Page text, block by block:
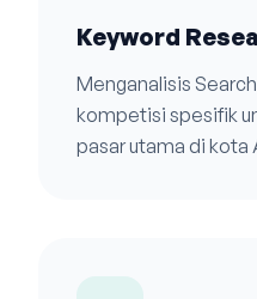
Keyword
Menganalisis
kompetisi spesifik
pasar utama di kota